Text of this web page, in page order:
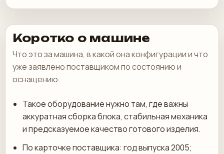
Коротко о машине
Что это за машина, в какой она конфигурации и что
уже заявлено поставщиком по состоянию и
оснащению.
Такое оборудование нужно там, где важны
аккуратная сборка блока, стабильная механика
и предсказуемое качество готового изделия.
По карточке поставщика: год выпуска 2005;